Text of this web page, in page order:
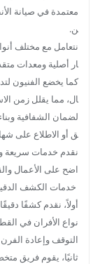
معتمدة في صيانة
ن.
نتعامل مع مختلف
ار أصلية ومعدات
كما يخضع الفنيون
ال، مما يقلل زمن
لضمان الشفافية
ق أو الاطلاع على
نقدم خدمات سريعة
اضح على الأعمال
خدمات الكشف
أولاً، نقدم كشفًا
نواع الأفران في
التوقف وإعادة
ثانيًا، يقوم فريق